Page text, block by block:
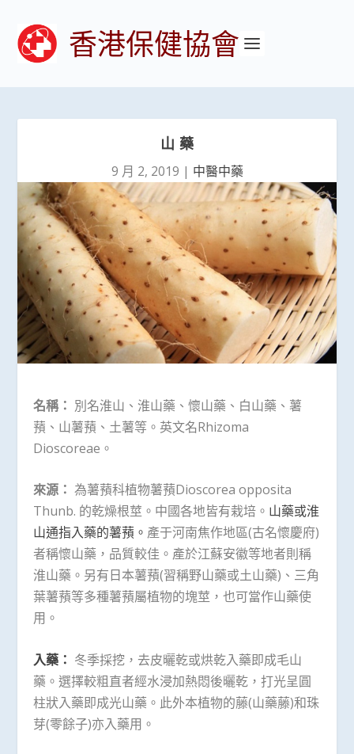
香港保健協會
山 藥
9 月 2, 2019 | 中醫中藥
名稱： 別名淮山、淮山藥、懷山藥、白山藥、薯
蕷、山薯蕷、土薯等。英文名Rhizoma
Dioscoreae。
來源： 為薯蕷科植物薯蕷Dioscorea opposita
Thunb. 的乾燥根莖。中國各地皆有栽培。 山藥或淮
山通指入藥的薯蕷。 產于河南焦作地區(古名懷慶府)
者稱懷山藥，品質較佳。產於江蘇安徽等地者則稱
淮山藥。另有日本薯蕷(習稱野山藥或土山藥)、三角
葉薯蕷等多種薯蕷屬植物的塊莖，也可當作山藥使
用。
入藥： 冬季採挖，去皮曬乾或烘乾入藥即成毛山
藥。選擇較粗直者經水浸加熱悶後曬乾，打光呈圓
柱狀入藥即成光山藥。此外本植物的藤(山藥藤)和珠
芽(零餘子)亦入藥用。